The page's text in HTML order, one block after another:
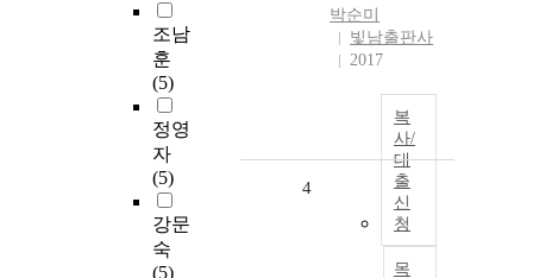
조남
훈
(5)
정영
자
(5)
강문
숙
(5)
박순미
빛남출판사
2017
복
사/
대
출
신
청
목
4